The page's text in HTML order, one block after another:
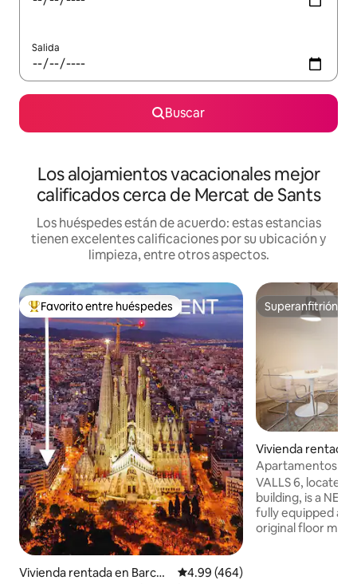
Salida
Buscar
Los alojamientos vacacionales mejor
calificados cerca de Mercat de Sants
Los huéspedes están de acuerdo: estas estancias
tienen excelentes calificaciones por su ubicación y
limpieza, entre otros aspectos.
De los mejores en Favorito entre huéspedes
Favorito entre huéspedes
Vivienda rentada en Barcel
Calificación promedio: 4.99 de
4.99 (464)
Superanfitrión
Superanfitrión
Vivienda rentada
lona
Apartamentos
Apartamentos
VALLS 6, located
building, is a
fully equipped
original floor